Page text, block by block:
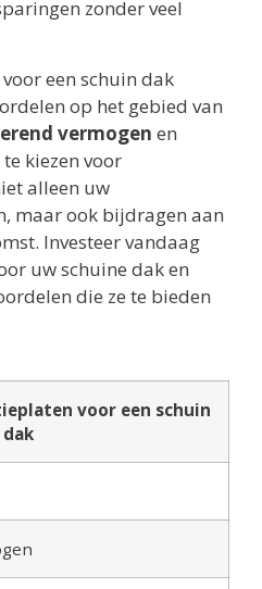
zonder veel
een schuin dak
op het gebied van
vermogen en
te kiezen voor
alleen uw
maar ook bijdragen aan
Investeer vandaag
uw schuine dak en
die ze te bieden
voor een schuin
dak